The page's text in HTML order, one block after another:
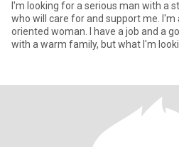
I'm looking for a serious man with a
who will care for and support me. I'm
oriented woman. I have a job and a
with a warm family, but what I'm